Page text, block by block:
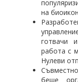
на
готвачи
работа с
Нулеви
беше